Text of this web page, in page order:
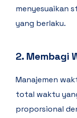
menyesuaikan
yang berlaku.
2. Membagi
Manajemen
total waktu
proporsional